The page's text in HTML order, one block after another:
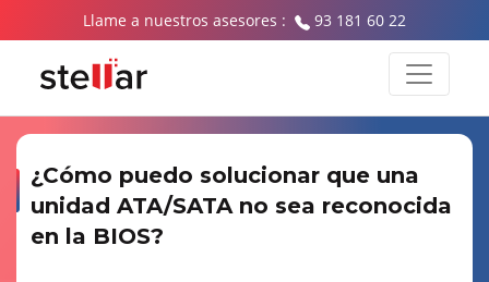
Llame a nuestros asesores : 93 181 60 22
¿Cómo puedo solucionar que una
unidad ATA/SATA no sea reconocida
en la BIOS?